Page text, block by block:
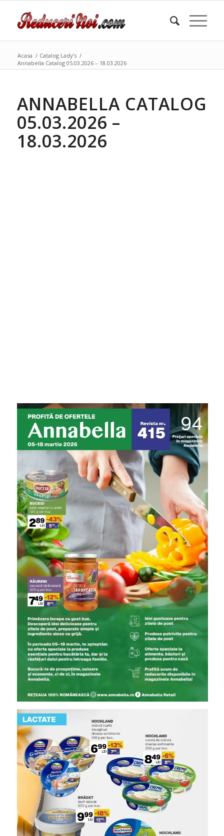
Acasa / Catalog Lady’s /
Annabella Catalog 05.03.2026 – 18.03.2026
ANNABELLA CATALOG
05.03.2026 –
18.03.2026